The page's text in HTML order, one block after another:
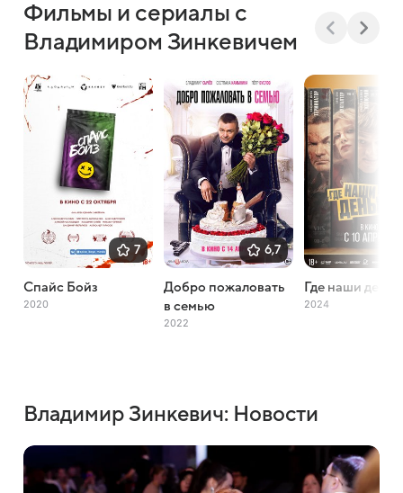
Фильмы и сериалы с
Владимиром Зинкевичем
7
Спайс Бойз
2020
6,7
Добро пожаловать
в семью
2022
Где наши
2024
Владимир Зинкевич: Новости